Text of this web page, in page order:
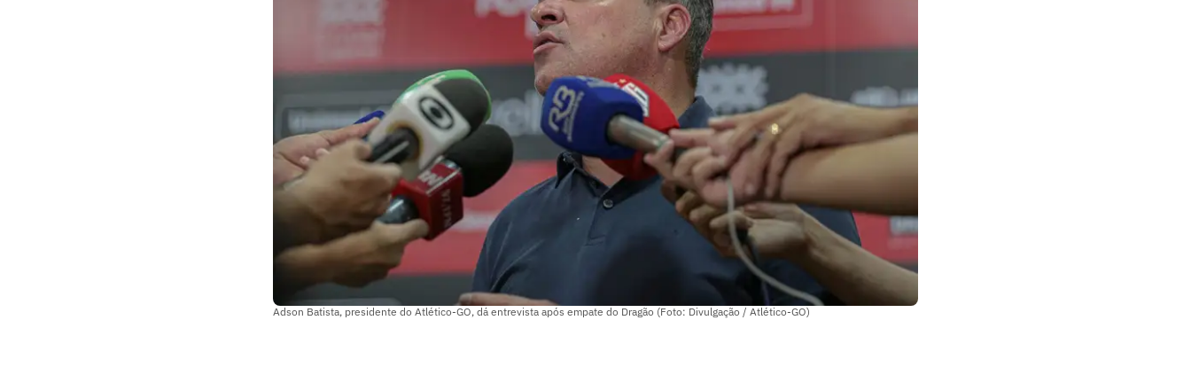
Adson Batista, presidente do Atlético-GO, dá entrevista após empate do Dragão (Foto: Divulgação / Atlético-GO)